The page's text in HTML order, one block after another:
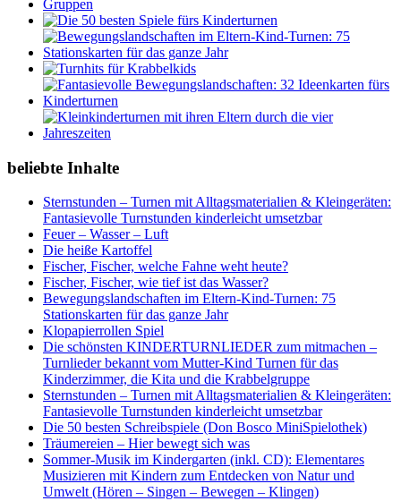
beliebte Inhalte
Sternstunden – Turnen mit Alltagsmaterialien & Kleingeräten:
Fantasievolle Turnstunden kinderleicht umsetzbar
Feuer – Wasser – Luft
Die heiße Kartoffel
Fischer, Fischer, welche Fahne weht heute?
Fischer, Fischer, wie tief ist das Wasser?
Bewegungslandschaften im Eltern-Kind-Turnen: 75
Stationskarten für das ganze Jahr
Klopapierrollen Spiel
Die schönsten KINDERTURNLIEDER zum mitmachen –
Turnlieder bekannt vom Mutter-Kind Turnen für das
Kinderzimmer, die Kita und die Krabbelgruppe
Sternstunden – Turnen mit Alltagsmaterialien & Kleingeräten:
Fantasievolle Turnstunden kinderleicht umsetzbar
Die 50 besten Schreibspiele (Don Bosco MiniSpielothek)
Träumereien – Hier bewegt sich was
Sommer-Musik im Kindergarten (inkl. CD): Elementares
Musizieren mit Kindern zum Entdecken von Natur und
Umwelt (Hören – Singen – Bewegen – Klingen)